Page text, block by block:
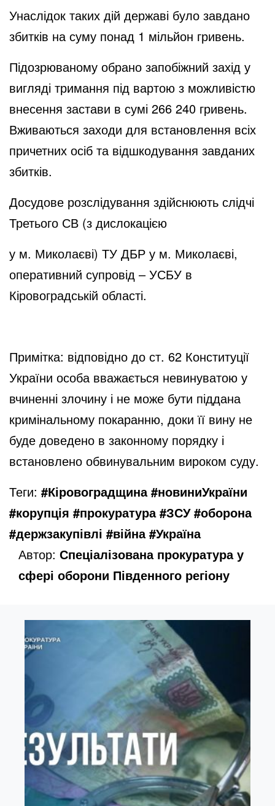
Унаслідок таких дій державі було завдано
збитків на суму понад 1 мільйон гривень.
Підозрюваному обрано запобіжний захід у
вигляді тримання під вартою з можливістю
внесення застави в сумі 266 240 гривень.
Вживаються заходи для встановлення всіх
причетних осіб та відшкодування завданих
збитків.
Досудове розслідування здійснюють слідчі
Третього СВ (з дислокацією
у м. Миколаєві) ТУ ДБР у м. Миколаєві,
оперативний супровід – УСБУ в
Кіровоградській області.
Примітка: відповідно до ст. 62 Конституції
України особа вважається невинуватою у
вчиненні злочину і не може бути піддана
кримінальному покаранню, доки її вину не
буде доведено в законному порядку і
встановлено обвинувальним вироком суду.
Теги: #Кіровоградщина #новиниУкраїни
#корупція #прокуратура #ЗСУ #оборона
#держзакупівлі #війна #Україна
Автор: Спеціалізована прокуратура у
сфері оборони Південного регіону